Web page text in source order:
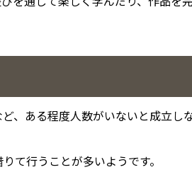
、ある程度人数がいないと成立し
て行うことが多いようです。